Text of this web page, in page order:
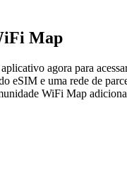
Map
agora para
eSIM e uma rede de
WiFi Map